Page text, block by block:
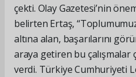
çekti. Olay Gazetesi’nin
belirten Ertaş,
altına alan, başarılarını
araya getiren bu çalışmalar
verdi. Türkiye Cumhuriyeti